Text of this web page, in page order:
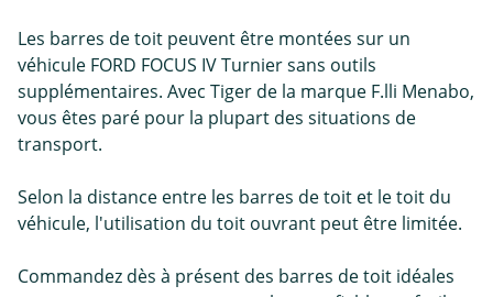
Les barres de toit peuvent être montées sur un
véhicule FORD FOCUS IV Turnier sans outils
supplémentaires. Avec Tiger de la marque F.lli Menabo,
vous êtes paré pour la plupart des situations de
transport.
Selon la distance entre les barres de toit et le toit du
véhicule, l'utilisation du toit ouvrant peut être limitée.
Commandez dès à présent des barres de toit idéales